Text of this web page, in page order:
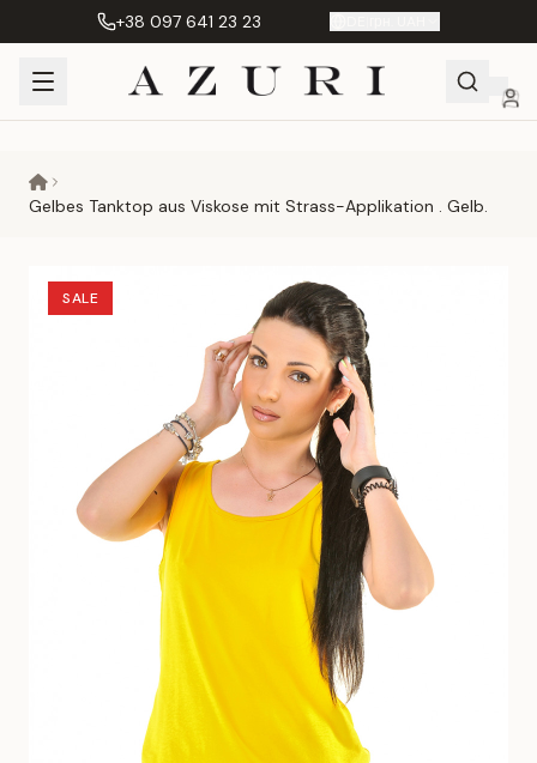
+38 097 641 23 23
Gelbes Tanktop aus Viskose mit Strass-Applikation . Gelb.
SALE